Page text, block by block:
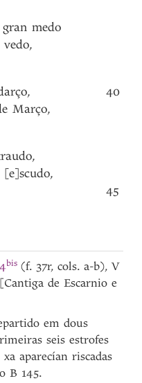
gran medo
vedo,
,
Março,
,
[e]scudo,
40
45
bis (f. 37r, cols. a-b), V
de Escarnio e
em dous
seis estrofes
aparecían riscadas
B 145.